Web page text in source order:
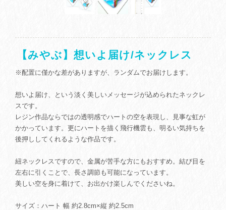
【みやぶ】想いよ届け/ネックレス
※配置に僅かな差がありますが、ランダムでお届けします。
想いよ届け、という淡く美しいメッセージが込められたネックレ
スです。
レジン作品ならではの透明感でハートの空を表現し、見事な虹が
かかっています。更にハートを描く飛行機雲も、明るい気持ちを
後押ししてくれるような作品です。
紐ネックレスですので、金属が苦手な方にもおすすめ。結び目を
左右に引くことで、長さ調節も可能になっています。
美しい空を身に着けて、お出かけ楽しんでくださいね。
サイズ：ハート 幅 約2.8cm×縦 約2.5cm